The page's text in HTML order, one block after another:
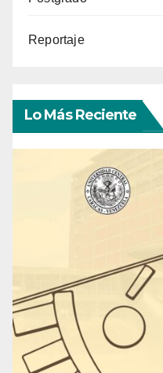
Reportaje
Lo Más Reciente